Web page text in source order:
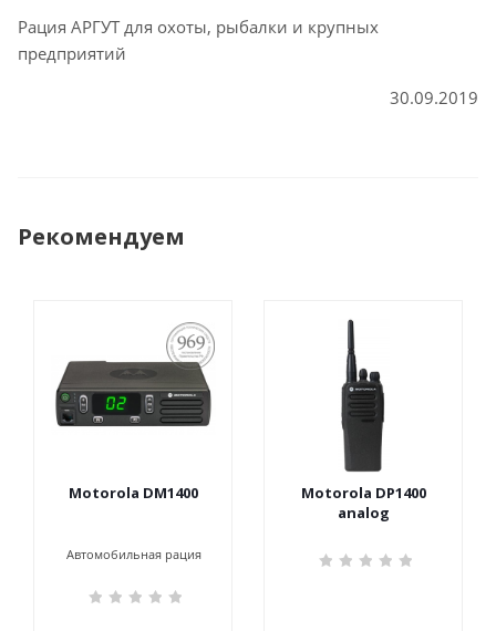
Рация АРГУТ для охоты, рыбалки и крупных
предприятий
30.09.2019
Рекомендуем
ПОСТАНОВЛЕНИЕ
969
Motorola DM1400
Автомобильная рация
Motorola DP1400
analog